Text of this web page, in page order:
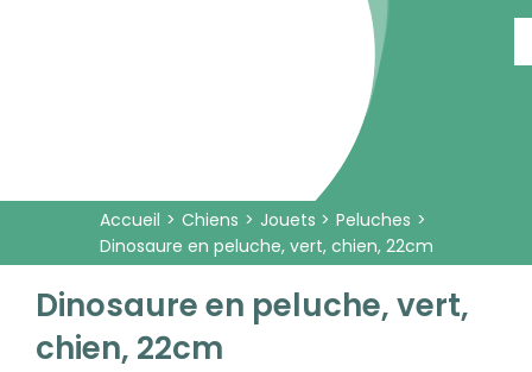
Accueil Chiens Jouets
Peluches
Dinosaure en peluche, vert, chien, 22cm
Dinosaure en peluche, vert,
chien, 22cm